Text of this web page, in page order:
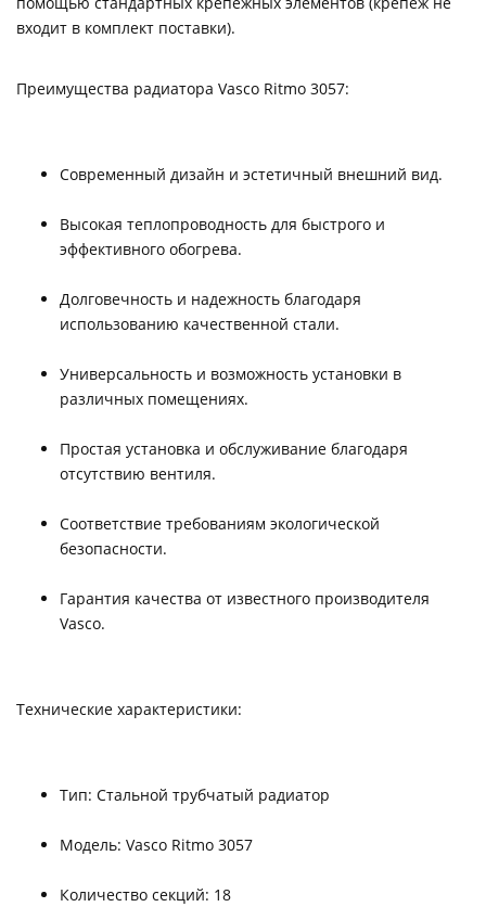
входит в комплект поставки).
Преимущества радиатора Vasco Ritmo 3057:
Современный дизайн и эстетичный внешний вид.
Высокая теплопроводность для быстрого и
эффективного обогрева.
Долговечность и надежность благодаря
использованию качественной стали.
Универсальность и возможность установки в
различных помещениях.
Простая установка и обслуживание благодаря
отсутствию вентиля.
Соответствие требованиям экологической
безопасности.
Гарантия качества от известного производителя
Vasco.
Технические характеристики:
Тип: Стальной трубчатый радиатор
Модель: Vasco Ritmo 3057
Количество секций: 18